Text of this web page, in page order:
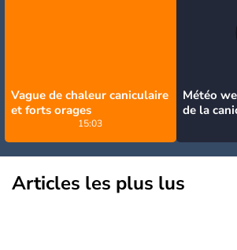
Vague de chaleur caniculaire
et forts orages
15:03
Météo
de la
Articles les plus lus